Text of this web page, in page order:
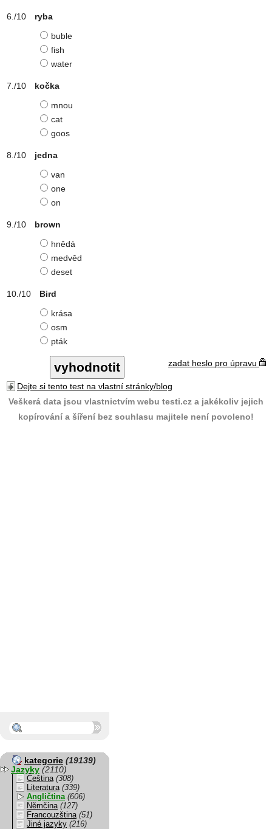
ryba
buble
fish
water
kočka
mnou
cat
goos
jedna
van
one
on
brown
hnědá
medvěd
deset
Bird
krása
osm
pták
zadat heslo pro úpravu
Dejte si tento test na vlastní stránky/blog
Veškerá data jsou vlastnictvím webu testi.cz a jakékoliv jejich
kopírování a šíření bez souhlasu majitele není povoleno!
kategorie (19139)
Jazyky (2110)
Čeština (308)
Literatura (339)
Angličtina (606)
Němčina (127)
Francouzština (51)
Jiné jazyky (216)